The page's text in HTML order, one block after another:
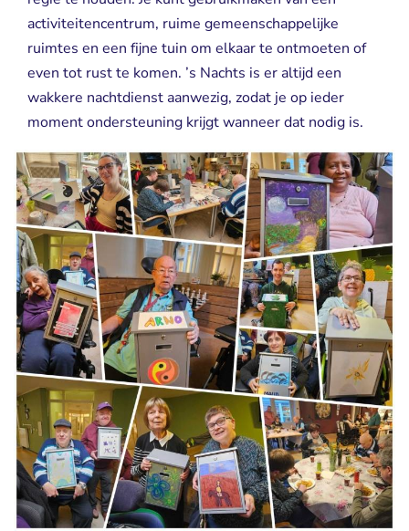
activiteitencentrum, ruime gemeenschappelijke
ruimtes en een fijne tuin om elkaar te ontmoeten of
even tot rust te komen. ’s Nachts is er altijd een
wakkere nachtdienst aanwezig, zodat je op ieder
moment ondersteuning krijgt wanneer dat nodig is.